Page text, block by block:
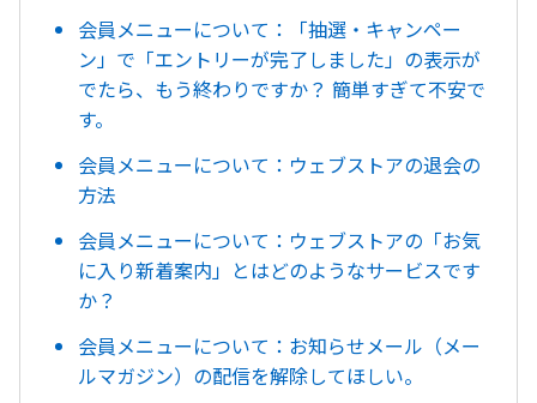
会員メニューについて：「抽選・キャンペー
ン」で「エントリーが完了しました」の表示が
でたら、もう終わりですか？ 簡単すぎて不安で
す。
会員メニューについて：ウェブストアの退会の
方法
会員メニューについて：ウェブストアの「お気
に入り新着案内」とはどのようなサービスです
か？
会員メニューについて：お知らせメール（メー
ルマガジン）の配信を解除してほしい。